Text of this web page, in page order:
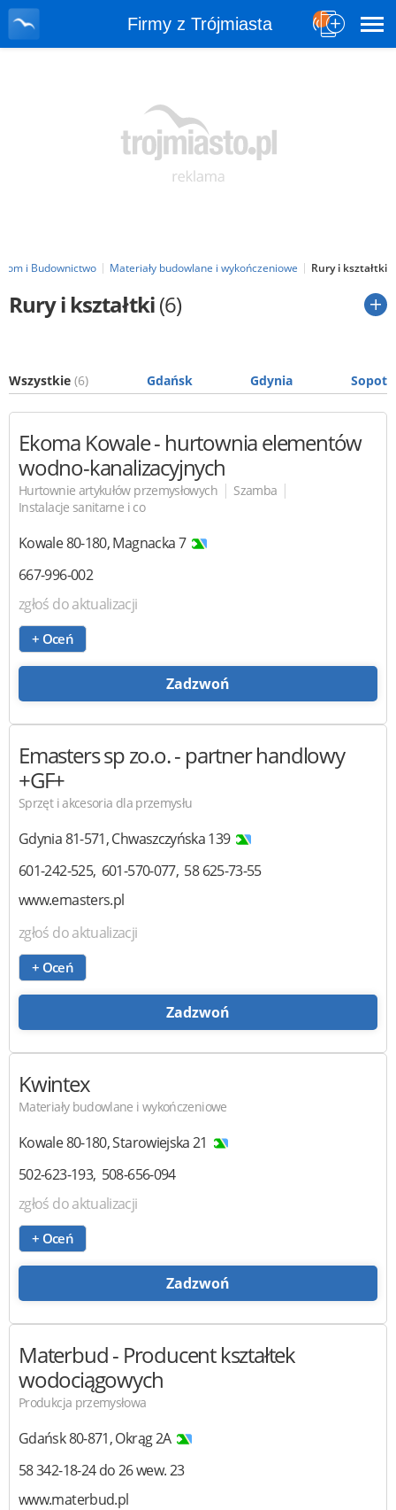
Firmy z Trójmiasta
Dom i Budownictwo Materiały budowlane i wykończeniowe Rury i kształtki
Rury i kształtki(6)
Wszystkie (6) Gdańsk Gdynia Sopot
Ekoma Kowale- hurtownia elementów
wodno-kanalizacyjnych
Hurtownie artykułów przemysłowych | Szamba |
Instalacje sanitarne i co
Kowale80-180,Magnacka 7
667-996-002
zgłoś do aktualizacji
+ Oceń
Zadzwoń
Emasterssp zo.o. - partner handlowy
+GF+
Sprzęt i akcesoria dla przemysłu
Gdynia81-571,Chwaszczyńska 139
601-242-525 601-570-077 58 625-73-55
www.emasters.pl
zgłoś do aktualizacji
+ Oceń
Zadzwoń
Kwintex
Materiały budowlane i wykończeniowe
Kowale80-180,Starowiejska 21
502-623-193 508-656-094
zgłoś do aktualizacji
+ Oceń
Zadzwoń
Materbud- Producent kształtek
wodociągowych
Produkcja przemysłowa
Gdańsk80-871,Okrąg 2A
58 342-18-24 do 26 wew. 23
www.materbud.pl